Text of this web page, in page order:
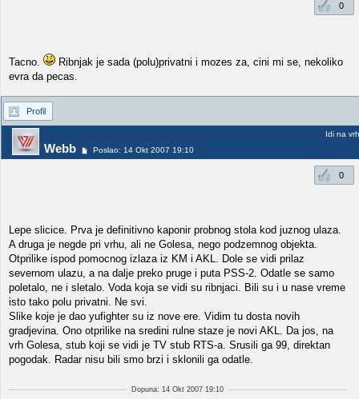
0
Tacno.
Ribnjak je sada (polu)privatni i mozes za, cini mi se, nekoliko
evra da pecas.
Profil
Webb Poslao: 14 Okt 2007 19:10
Idi na vrh
0
Lepe slicice. Prva je definitivno kaponir probnog stola kod juznog ulaza.
A druga je negde pri vrhu, ali ne Golesa, nego podzemnog objekta.
Otprilike ispod pomocnog izlaza iz KM i AKL. Dole se vidi prilaz
severnom ulazu, a na dalje preko pruge i puta PSS-2. Odatle se samo
poletalo, ne i sletalo. Voda koja se vidi su ribnjaci. Bili su i u nase vreme
isto tako polu privatni. Ne svi.
Slike koje je dao yufighter su iz nove ere. Vidim tu dosta novih
gradjevina. Ono otprilike na sredini rulne staze je novi AKL. Da jos, na
vrh Golesa, stub koji se vidi je TV stub RTS-a. Srusili ga 99, direktan
pogodak. Radar nisu bili smo brzi i sklonili ga odatle.
Dopuna: 14 Okt 2007 19:10